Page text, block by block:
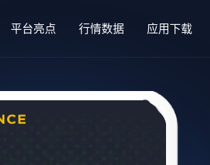
平台亮点 行情数据 应用下载